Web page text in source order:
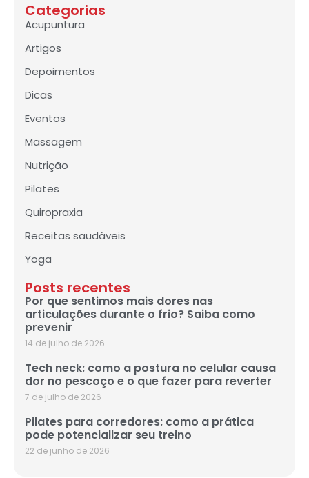
Categorias
Acupuntura
Artigos
Depoimentos
Dicas
Eventos
Massagem
Nutrição
Pilates
Quiropraxia
Receitas saudáveis
Yoga
Posts recentes
Por que sentimos mais dores nas
articulações durante o frio? Saiba como
prevenir
14 de julho de 2026
Tech neck: como a postura no celular causa
dor no pescoço e o que fazer para reverter
7 de julho de 2026
Pilates para corredores: como a prática
pode potencializar seu treino
22 de junho de 2026